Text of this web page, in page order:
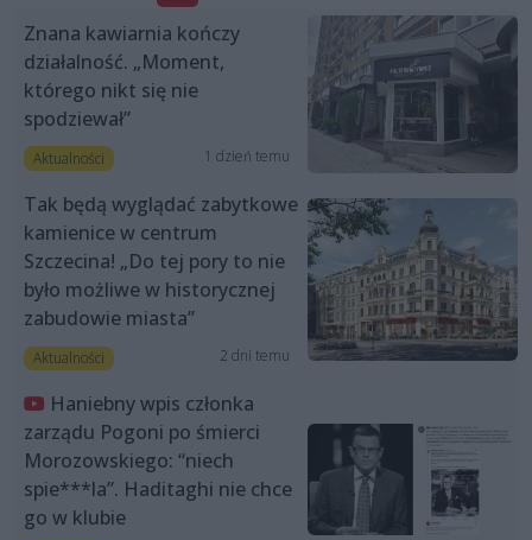
Znana kawiarnia kończy
działalność. „Moment,
którego nikt się nie
spodziewał”
Aktualności 1 dzień temu
Tak będą wyglądać zabytkowe
kamienice w centrum
Szczecina! „Do tej pory to nie
było możliwe w historycznej
zabudowie miasta”
Aktualności 2 dni temu
Haniebny wpis członka
zarządu Pogoni po śmierci
Morozowskiego: “niech
spie***la”. Haditaghi nie chce
go w klubie